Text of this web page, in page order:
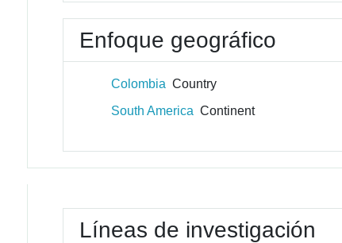
Enfoque geográfico
Colombia Country
South America Continent
Líneas de investigación